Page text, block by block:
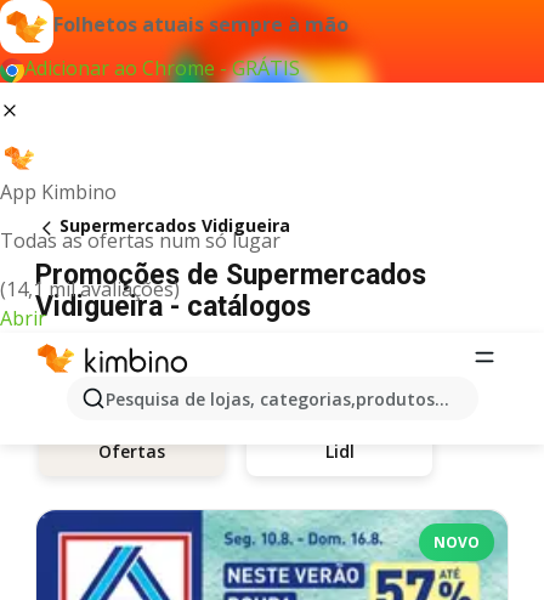
Folhetos atuais sempre à mão
Adicionar ao Chrome - GRÁTIS
App Kimbino
Todas as ofertas num só lugar
(14,1 mil avaliações)
Abrir
Pesquisa de lojas, categorias,produtos...
Supermercados Vidigueira
Promoções de Supermercados
Vidigueira - catálogos
Ofertas Lidl
NOVO